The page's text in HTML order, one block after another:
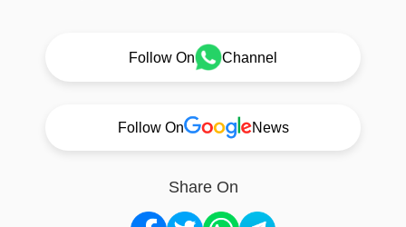
Follow On Channel
Follow On News
Share On